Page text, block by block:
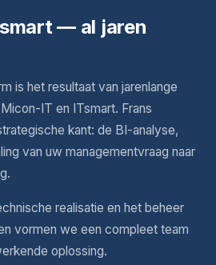
— al jaren
is het resultaat van jarenlange
IT en ITsmart. Frans
kant: de BI-analyse,
van uw managementvraag naar
realisatie en het beheer
vormen we een compleet team
oplossing.